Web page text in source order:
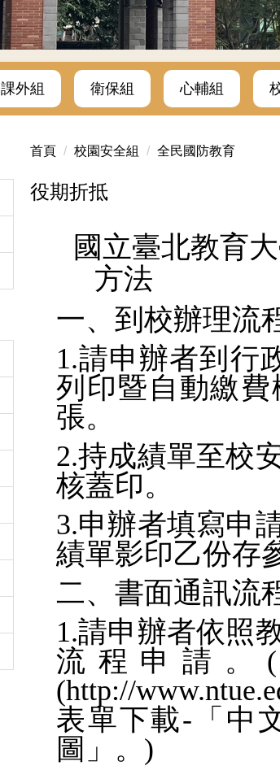
課外組 衛保組 心輔組
首頁 校園安全組 全民國防教育
役期折抵
國立臺北教育
方法
一、 到校辦理流
1.請申辦者到行
列印暨自動繳
張。
2.持成績單至校
核蓋印。
3.申辦者填寫申
績單影印乙份存
二、書面通訊流
1.請申辦者依照
流程申請。
(http://
表單下載- 「中
圖」。)